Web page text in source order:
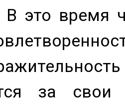
В это время
за свои